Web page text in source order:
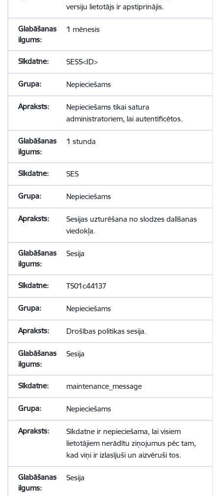
versiju lietotājs ir apstiprinājis.
1 mēnesis
SESS<ID>
Nepieciešams
Nepieciešams tikai satura
administratoriem, lai autentificētos.
1 stunda
SES
Nepieciešams
Sesijas uzturēšana no slodzes dalīšanas
viedokļa.
Sesija
TS01c44137
Nepieciešams
Drošības politikas sesija.
Sesija
maintenance_message
Nepieciešams
Sīkdatne ir nepieciešama, lai visiem
lietotājiem nerādītu ziņojumus pēc tam,
kad viņi ir izlasījuši un aizvēruši tos.
Sesija